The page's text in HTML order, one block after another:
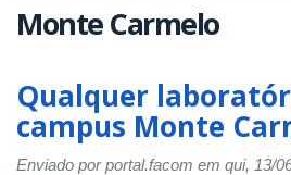
Monte Carmelo
Qualquer
campus Monte
Enviado porportal.facom em qui, 13/